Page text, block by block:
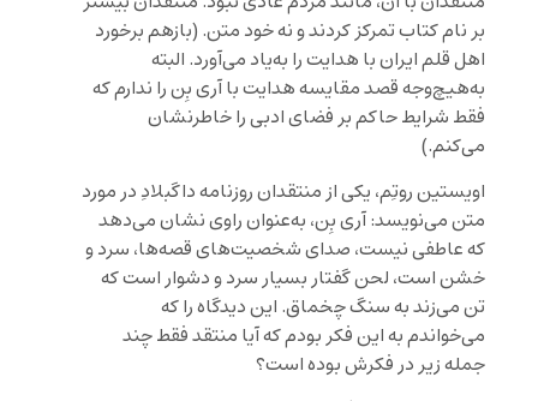
بر نام کتاب تمرکز کردند و نه خود متن. (بازهم برخورد
اهل قلم ایران با هدایت را به‌یاد می‌آورد. البته
به‌هیچ‌وجه قصد مقایسه هدایت با آری بِن را ندارم که
فقط شرایط حاکم بر فضای ادبی را خاطرنشان
می‌کنم.)
اویستین روتِم، یکی از منتقدان روزنامه داگبلادِ در مورد
متن می‌نویسد: آری بِن، به‌عنوان راوی نشان می‌دهد
که عاطفی نیست، صدای شخصیت‌های قصه‌ها، سرد و
خشن است، لحن گفتار بسیار سرد و دشوار است که
تن می‌زند به سنگ چخماق. این دیدگاه را که
می‌خواندم به این فکر بودم که آیا منتقد فقط چند
جمله زیر در فکرش بوده است؟